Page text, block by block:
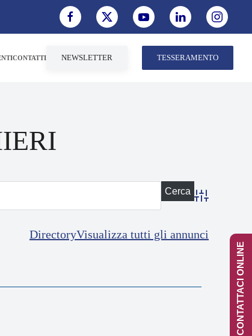
CONTATTI NEWSLETTER TESSERAMENTO
Advanced
DirectoryVisualizza tutti gli annunci
CONTATTACI ONLINE